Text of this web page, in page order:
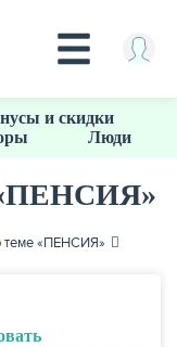
и скидки
Люди
«ПЕНСИЯ»
теме «ПЕНСИЯ»